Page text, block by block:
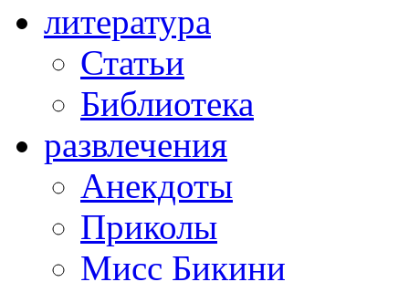
литература
Статьи
Библиотека
развлечения
Анекдоты
Приколы
Мисс Бикини